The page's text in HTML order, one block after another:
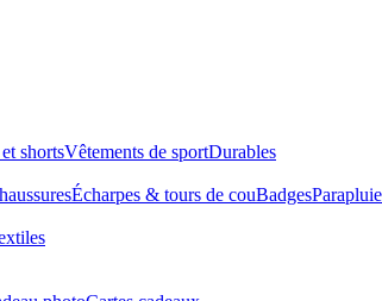
shortsVêtements de sportDurables
Écharpes & tours de couBadges